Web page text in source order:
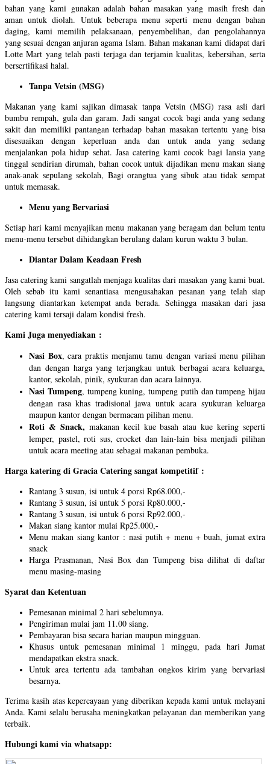
bahan yang kami gunakan adalah bahan masakan yang masih fresh dan
aman untuk diolah. Untuk beberapa menu seperti menu dengan bahan
daging, kami memilih pelaksanaan, penyembelihan, dan pengolahannya
yang sesuai dengan anjuran agama Islam. Bahan makanan kami didapat dari
Lotte Mart yang telah pasti terjaga dan terjamin kualitas, kebersihan, serta
bersertifikasi halal.
Tanpa Vetsin (MSG)
Makanan yang kami sajikan dimasak tanpa Vetsin (MSG) rasa asli dari
bumbu rempah, gula dan garam. Jadi sangat cocok bagi anda yang sedang
sakit dan memiliki pantangan terhadap bahan masakan tertentu yang bisa
disesuaikan dengan keperluan anda dan untuk anda yang sedang
menjalankan pola hidup sehat. Jasa catering kami cocok bagi lansia yang
tinggal sendirian dirumah, bahan cocok untuk dijadikan menu makan siang
anak-anak sepulang sekolah, Bagi orangtua yang sibuk atau tidak sempat
untuk memasak.
Menu yang Bervariasi
Setiap hari kami menyajikan menu makanan yang beragam dan belum tentu
menu-menu tersebut dihidangkan berulang dalam kurun waktu 3 bulan.
Diantar Dalam Keadaan Fresh
Jasa catering kami sangatlah menjaga kualitas dari masakan yang kami buat.
Oleh sebab itu kami senantiasa mengusahakan pesanan yang telah siap
langsung diantarkan ketempat anda berada. Sehingga masakan dari jasa
catering kami tersaji dalam kondisi fresh.
Kami Juga menyediakan :
Nasi Box, cara praktis menjamu tamu dengan variasi menu pilihan
dan dengan harga yang terjangkau untuk berbagai acara keluarga,
kantor, sekolah, pinik, syukuran dan acara lainnya.
Nasi Tumpeng, tumpeng kuning, tumpeng putih dan tumpeng hijau
dengan rasa khas tradisional jawa untuk acara syukuran keluarga
maupun kantor dengan bermacam pilihan menu.
Roti & Snack, makanan kecil kue basah atau kue kering seperti
lemper, pastel, roti sus, crocket dan lain-lain bisa menjadi pilihan
untuk acara meeting atau sebagai makanan pembuka.
Harga katering di Gracia Catering sangat kompetitif :
Rantang 3 susun, isi untuk 4 porsi Rp68.000,-
Rantang 3 susun, isi untuk 5 porsi Rp80.000,-
Rantang 3 susun, isi untuk 6 porsi Rp92.000,-
Makan siang kantor mulai Rp25.000,-
Menu makan siang kantor : nasi putih + menu + buah, jumat extra
snack
Harga Prasmanan, Nasi Box dan Tumpeng bisa dilihat di daftar
menu masing-masing
Syarat dan Ketentuan
Pemesanan minimal 2 hari sebelumnya.
Pengiriman mulai jam 11.00 siang.
Pembayaran bisa secara harian maupun mingguan.
Khusus untuk pemesanan minimal 1 minggu, pada hari Jumat
mendapatkan ekstra snack.
Untuk area tertentu ada tambahan ongkos kirim yang bervariasi
besarnya.
Terima kasih atas kepercayaan yang diberikan kepada kami untuk melayani
Anda. Kami selalu berusaha meningkatkan pelayanan dan memberikan yang
terbaik.
Hubungi kami via whatsapp: